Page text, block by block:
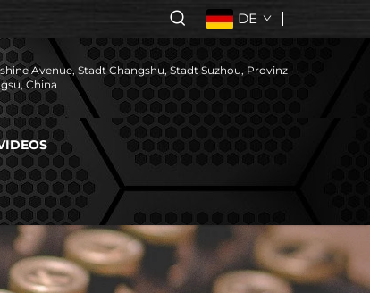
DE
Avenue, Stadt Changshu, Stadt Suzhou, Provinz
China